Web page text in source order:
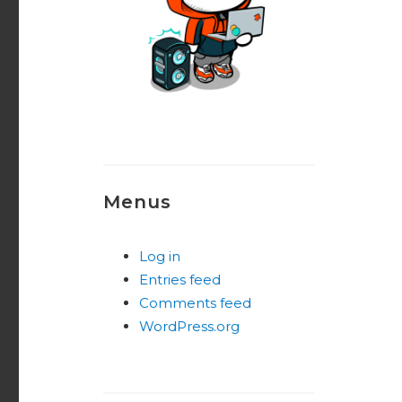
Menus
Log in
Entries feed
Comments feed
WordPress.org